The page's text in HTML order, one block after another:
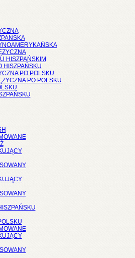
HISZPAŃSKIM
HISZPAŃSKU
PO POLSKU
PO POLSKU